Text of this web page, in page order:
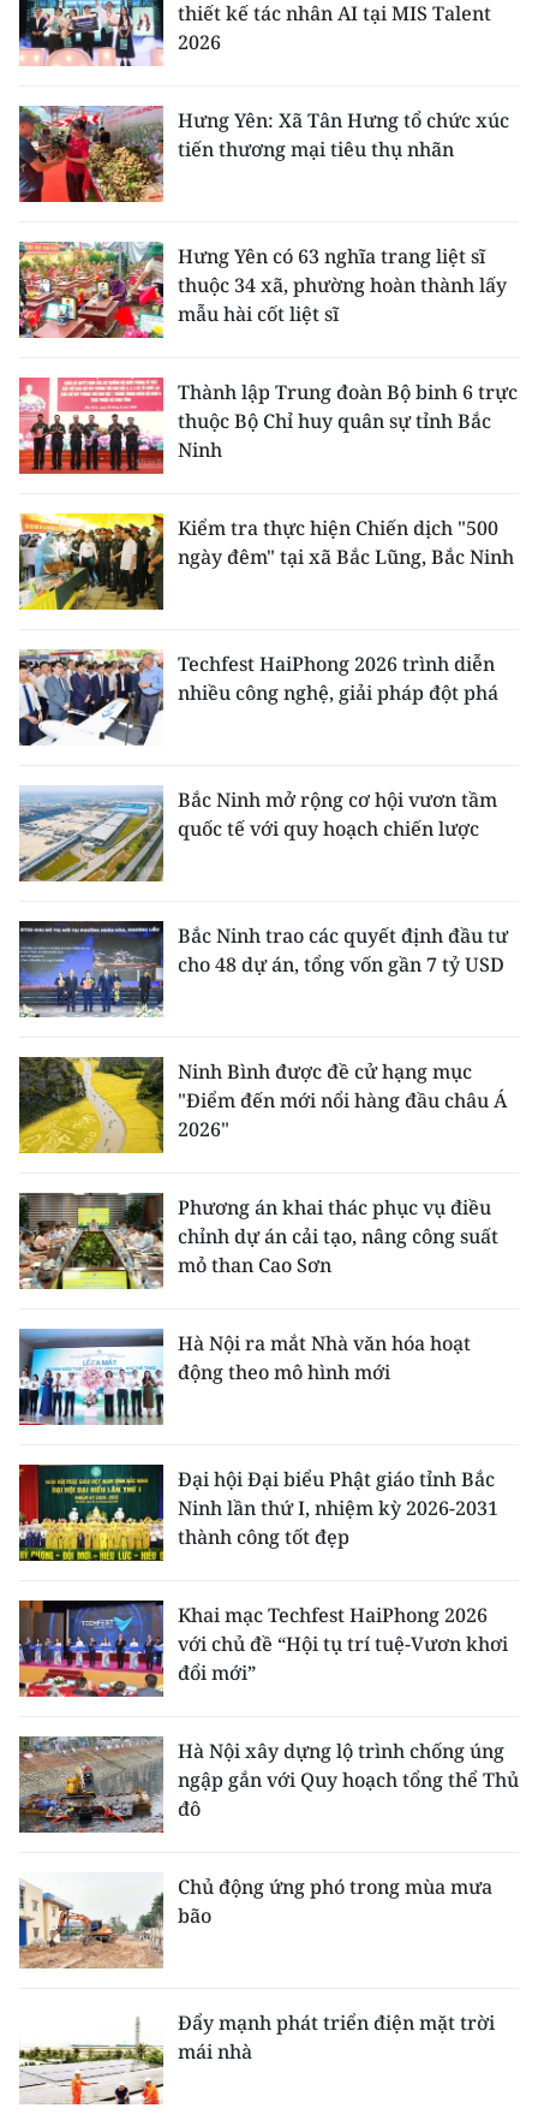
thiết kế tác nhân AI tại MIS Talent
2026
Hưng Yên: Xã Tân Hưng tổ chức xúc
tiến thương mại tiêu thụ nhãn
Hưng Yên có 63 nghĩa trang liệt sĩ
thuộc 34 xã, phường hoàn thành lấy
mẫu hài cốt liệt sĩ
Thành lập Trung đoàn Bộ binh 6 trực
thuộc Bộ Chỉ huy quân sự tỉnh Bắc
Ninh
Kiểm tra thực hiện Chiến dịch "500
ngày đêm" tại xã Bắc Lũng, Bắc Ninh
Techfest HaiPhong 2026 trình diễn
nhiều công nghệ, giải pháp đột phá
Bắc Ninh mở rộng cơ hội vươn tầm
quốc tế với quy hoạch chiến lược
Bắc Ninh trao các quyết định đầu tư
cho 48 dự án, tổng vốn gần 7 tỷ USD
Ninh Bình được đề cử hạng mục
"Điểm đến mới nổi hàng đầu châu Á
2026"
Phương án khai thác phục vụ điều
chỉnh dự án cải tạo, nâng công suất
mỏ than Cao Sơn
Hà Nội ra mắt Nhà văn hóa hoạt
động theo mô hình mới
Đại hội Đại biểu Phật giáo tỉnh Bắc
Ninh lần thứ I, nhiệm kỳ 2026-2031
thành công tốt đẹp
Khai mạc Techfest HaiPhong 2026
với chủ đề “Hội tụ trí tuệ-Vươn khơi
đổi mới”
Hà Nội xây dựng lộ trình chống úng
ngập gắn với Quy hoạch tổng thể Thủ
đô
Chủ động ứng phó trong mùa mưa
bão
Đẩy mạnh phát triển điện mặt trời
mái nhà